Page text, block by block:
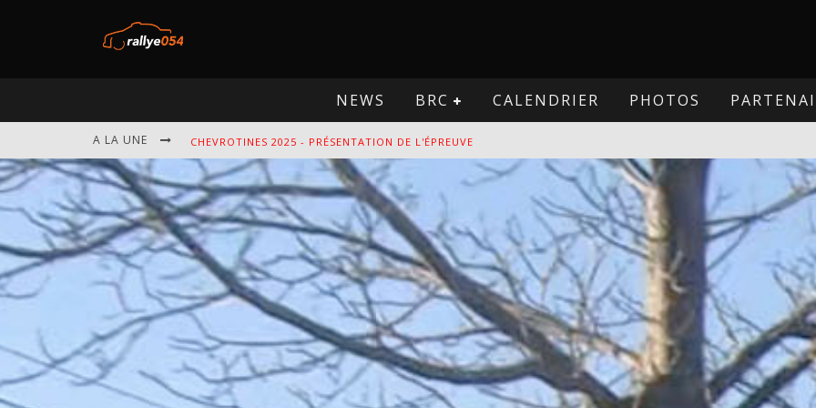
NEWS BRC CALENDRIER PHOTOS
A LA UNE CHEVROTINES 2025 - PRÉSENTATION DE L'ÉPREUVE
EBR 2025 - PRÉSENTATION DE L'ÉPREUVE
OMLOOP 2025 - PRÉSENTATION DE L'ÉPREUVE
SPA 2025 - PRÉSENTATION DE L'ÉPREUVE